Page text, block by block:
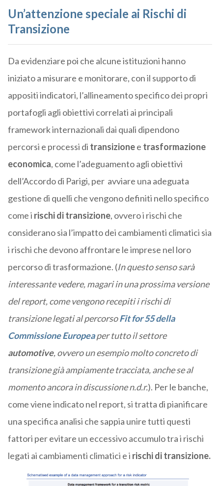
Un’attenzione speciale ai Rischi di
Transizione
Da evidenziare poi che alcune istituzioni hanno
iniziato a misurare e monitorare, con il supporto di
appositi indicatori, l’allineamento specifico dei propri
portafogli agli obiettivi correlati ai principali
framework internazionali dai quali dipendono
percorsi e processi di transizionee trasformazione
economica, come l’adeguamento agli obiettivi
dell’Accordo di Parigi, per avviare una adeguata
gestione di quelli che vengono definiti nello specifico
come i rischi di transizione, ovvero i rischi che
considerano sia l’impatto dei cambiamenti climatici sia
i rischi che devono affrontare le imprese nel loro
percorso di trasformazione. (In questo senso sarà
interessante vedere, magari in una prossima versione
del report, come vengono recepiti i rischi di
transizione legati al percorsoFit for 55 della
Commissione Europeaper tutto il settore
automotive, ovvero un esempio molto concreto di
transizione già ampiamente tracciata, anche se al
momento ancora in discussione n.d.r.). Per le banche,
come viene indicato nel report, si tratta di pianificare
una specifica analisi che sappia unire tutti questi
fattori per evitare un eccessivo accumulo tra i rischi
legati ai cambiamenti climatici e i rischi di transizione.